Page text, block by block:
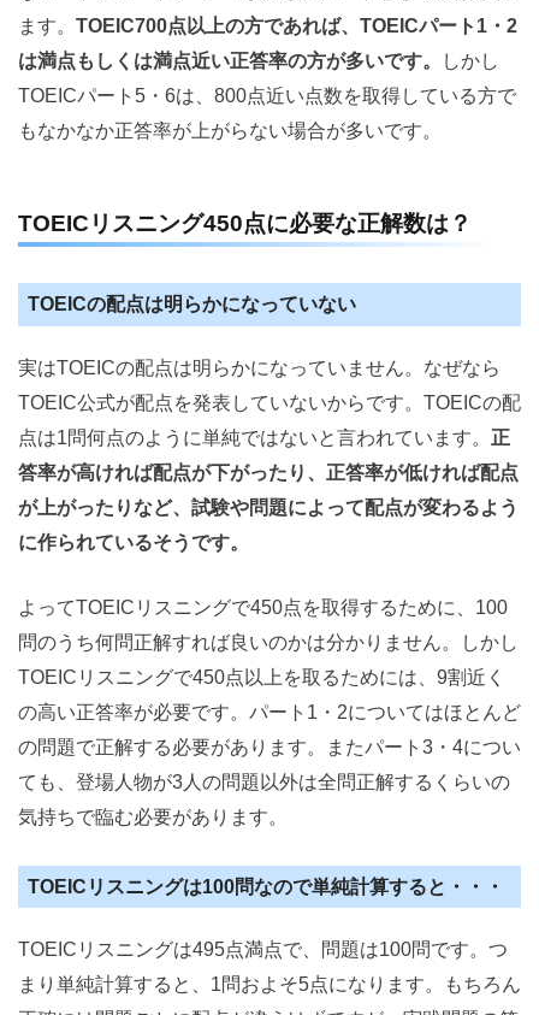
ます。 TOEIC700点以上の方であれば、TOEICパート1・2
は満点もしくは満点近い正答率の方が多いです。
しかし
TOEICパート5・6は、800点近い点数を取得している方で
もなかなか正答率が上がらない場合が多いです。
TOEICリスニング450点に必要な正解数は？
TOEICの配点は明らかになっていない
実はTOEICの配点は明らかになっていません。なぜなら
TOEIC公式が配点を発表していないからです。TOEICの配
点は1問何点のように単純ではないと言われています。 正
答率が高ければ配点が下がったり、正答率が低ければ配点
が上がったりなど、試験や問題によって配点が変わるよう
に作られているそうです。
よってTOEICリスニングで450点を取得するために、100
問のうち何問正解すれば良いのかは分かりません。しかし
TOEICリスニングで450点以上を取るためには、9割近く
の高い正答率が必要です。パート1・2についてはほとんど
の問題で正解する必要があります。またパート3・4につい
ても、登場人物が3人の問題以外は全問正解するくらいの
気持ちで臨む必要があります。
TOEICリスニングは100問なので単純計算すると・・・
TOEICリスニングは495点満点で、問題は100問です。つ
まり単純計算すると、1問およそ5点になります。もちろん